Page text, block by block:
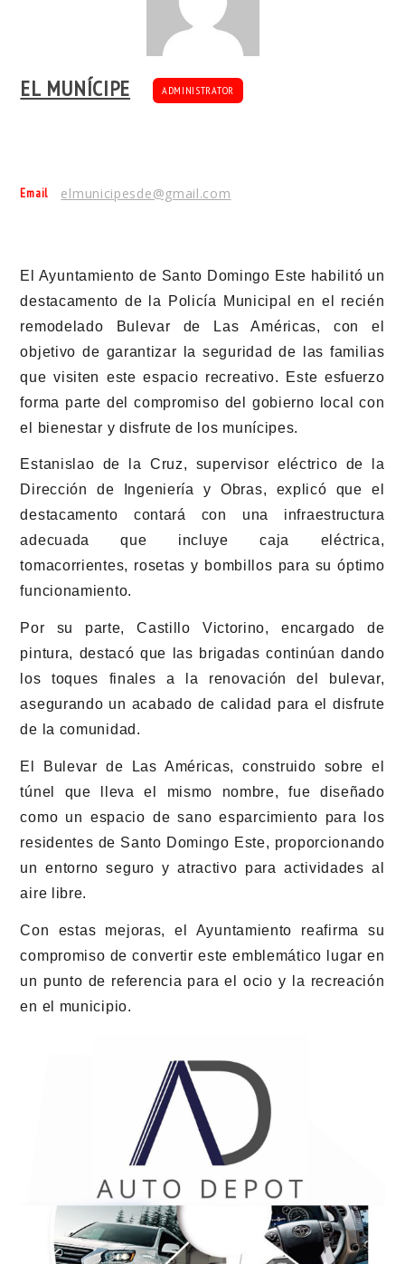
EL MUNÍCIPE ADMINISTRATOR
Email elmunicipesde@gmail.com
El Ayuntamiento de Santo Domingo Este habilitó un
destacamento de la Policía Municipal en el recién
remodelado Bulevar de Las Américas, con el
objetivo de garantizar la seguridad de las familias
que visiten este espacio recreativo. Este esfuerzo
forma parte del compromiso del gobierno local con
el bienestar y disfrute de los munícipes.
Estanislao de la Cruz, supervisor eléctrico de la
Dirección de Ingeniería y Obras, explicó que el
destacamento contará con una infraestructura
adecuada que incluye caja eléctrica,
tomacorrientes, rosetas y bombillos para su óptimo
funcionamiento.
Por su parte, Castillo Victorino, encargado de
pintura, destacó que las brigadas continúan dando
los toques finales a la renovación del bulevar,
asegurando un acabado de calidad para el disfrute
de la comunidad.
El Bulevar de Las Américas, construido sobre el
túnel que lleva el mismo nombre, fue diseñado
como un espacio de sano esparcimiento para los
residentes de Santo Domingo Este, proporcionando
un entorno seguro y atractivo para actividades al
aire libre.
Con estas mejoras, el Ayuntamiento reafirma su
compromiso de convertir este emblemático lugar en
un punto de referencia para el ocio y la recreación
en el municipio.